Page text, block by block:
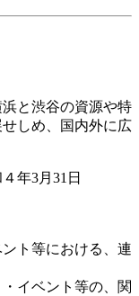
と渋谷の資源や特
しめ、国内外に広
年3月31日
ト等における、連
イベント等の、関